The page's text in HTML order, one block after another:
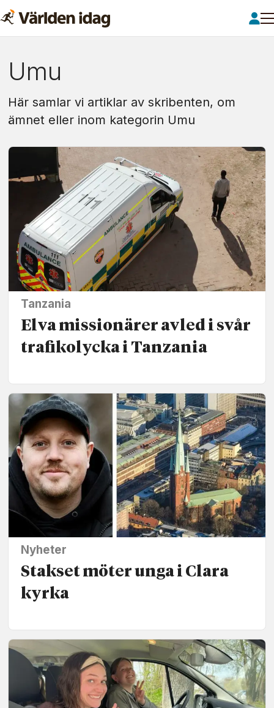
Om:
umu
Umu
Här samlar vi artiklar av skribenten, om
ämnet eller inom kategorin Umu
Tanzania
Elva missionärer avled i svår
trafikolycka i Tanzania
Nyheter
Stakset möter unga i Clara
kyrka